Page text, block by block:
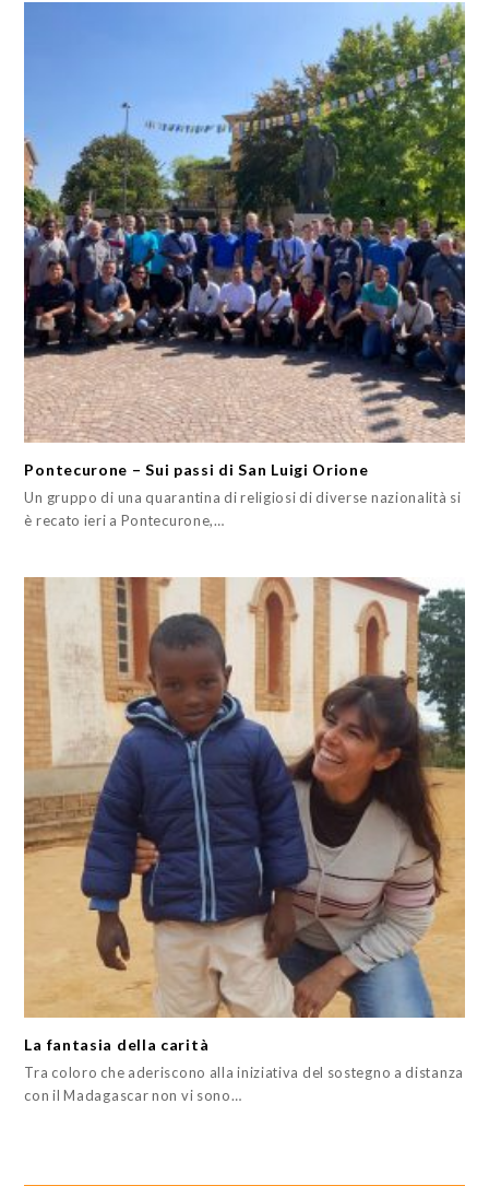
Pontecurone – Sui passi di San Luigi Orione
Un gruppo di una quarantina di religiosi di diverse nazionalità si
è recato ieri a Pontecurone,…
La fantasia della carità
Tra coloro che aderiscono alla iniziativa del sostegno a distanza
con il Madagascar non vi sono…